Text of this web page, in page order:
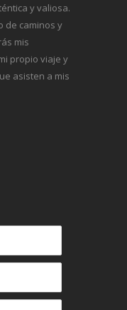
y valiosa.
de caminos y
mis
propio viaje y
asisten a mis